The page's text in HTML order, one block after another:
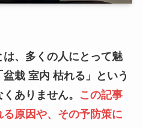
、多くの人にとって魅
栽 室内 枯れる」という
ありません。
この記事
原因や、その予防策に